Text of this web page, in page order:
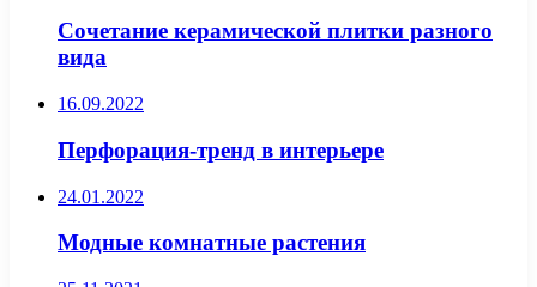
Сочетание керамической плитки разного
вида
16.09.2022
Перфорация-тренд в интерьере
24.01.2022
Модные комнатные растения